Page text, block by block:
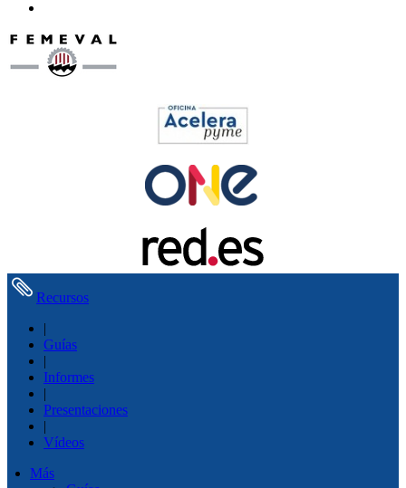
Recursos
|
Guías
|
Informes
|
Presentaciones
|
Vídeos
Más